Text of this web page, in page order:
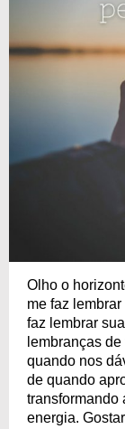
Olho o
me faz
faz lembrar
lembranças
quando nos
de quando
transformando
energia.